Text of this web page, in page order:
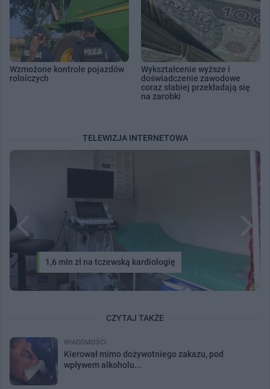
Wzmożone kontrole pojazdów
rolniczych
Wykształcenie wyższe i
doświadczenie zawodowe
coraz słabiej przekładają się
na zarobki
TELEWIZJA INTERNETOWA
1,6 mln zł na tczewską kardiologię
CZYTAJ TAKŻE
WIADOMOŚCI
Kierował mimo dożywotniego zakazu, pod
wpływem alkoholu...